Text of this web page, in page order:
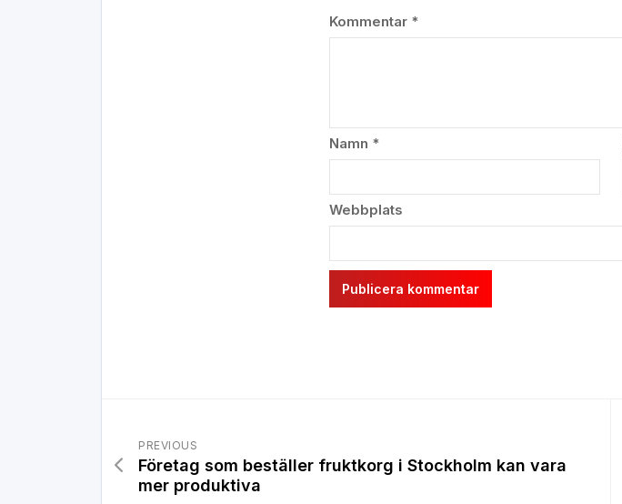
Kommentar *
Namn *
Webbplats
PREVIOUS
Företag som beställer fruktkorg i Stockholm kan vara
mer produktiva